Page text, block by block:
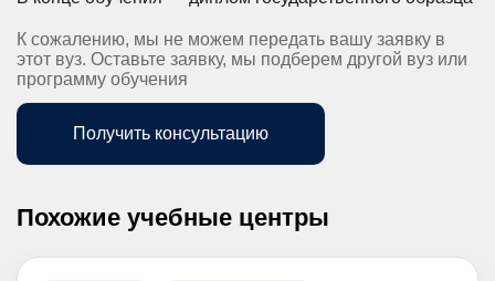
К сожалению, мы не можем передать вашу заявку в
этот вуз. Оставьте заявку, мы подберем другой вуз или
программу обучения
Получить консультацию
Похожие учебные центры